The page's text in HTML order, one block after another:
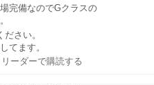
完備なのでGクラスの
さい。
てます。